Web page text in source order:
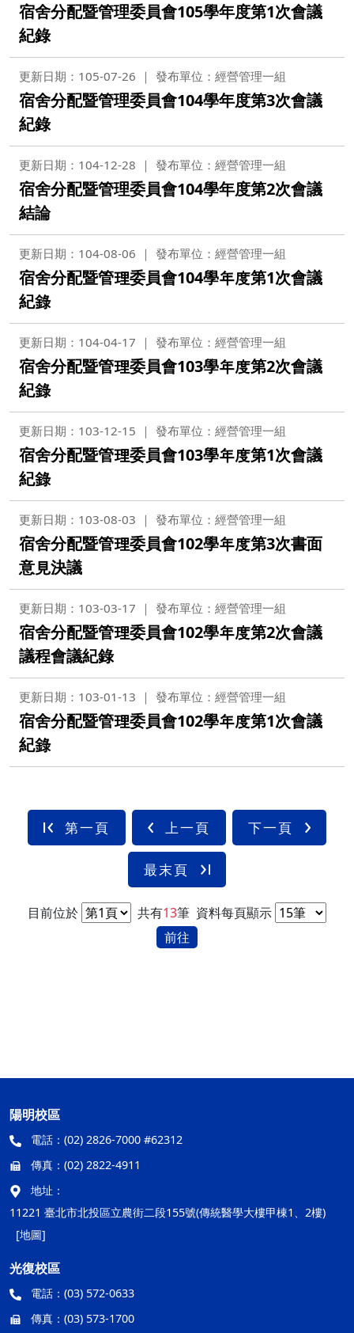
宿舍分配暨管理委員會105學年度第1次會議
紀錄
更新日期：105-07-26 發布單位：經營管理一組
宿舍分配暨管理委員會104學年度第3次會議
紀錄
更新日期：104-12-28 發布單位：經營管理一組
宿舍分配暨管理委員會104學年度第2次會議
結論
更新日期：104-08-06 發布單位：經營管理一組
宿舍分配暨管理委員會104學年度第1次會議
紀錄
更新日期：104-04-17 發布單位：經營管理一組
宿舍分配暨管理委員會103學年度第2次會議
紀錄
更新日期：103-12-15 發布單位：經營管理一組
宿舍分配暨管理委員會103學年度第1次會議
紀錄
更新日期：103-08-03 發布單位：經營管理一組
宿舍分配暨管理委員會102學年度第3次書面
意見決議
更新日期：103-03-17 發布單位：經營管理一組
宿舍分配暨管理委員會102學年度第2次會議
議程會議紀錄
更新日期：103-01-13 發布單位：經營管理一組
宿舍分配暨管理委員會102學年度第1次會議
紀錄
第一頁 上一頁 下一頁
最末頁
目前位於 共有13筆 資料每頁顯示
前往
陽明校區
電話： (02) 2826-7000 #62312
傳真： (02) 2822-4911
地址：
11221 臺北市北投區立農街二段155號(傳統醫學大樓甲棟1、2樓)
[地圖]
光復校區
電話： (03) 572-0633
傳真： (03) 573-1700